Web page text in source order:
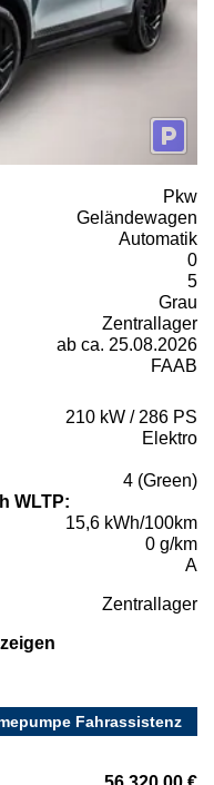
Pkw
Geländewagen
Automatik
0
5
Grau
Zentrallager
ab ca. 25.08.2026
FAAB
210 kW / 286 PS
Elektro
4 (Green)
WLTP:
15,6 kWh/100km
0 g/km
A
Zentrallager
Fahrassistenz